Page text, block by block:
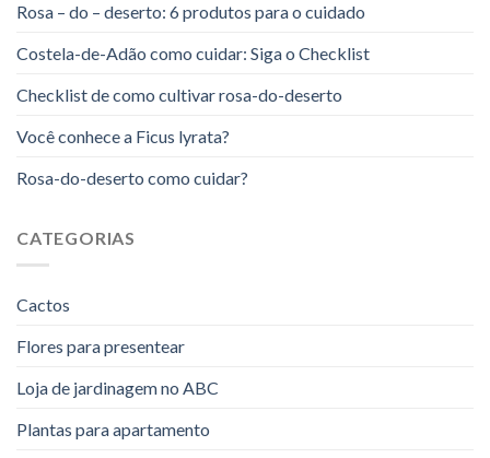
Rosa – do – deserto: 6 produtos para o cuidado
Costela-de-Adão como cuidar: Siga o Checklist
Checklist de como cultivar rosa-do-deserto
Você conhece a Ficus lyrata?
Rosa-do-deserto como cuidar?
CATEGORIAS
Cactos
Flores para presentear
Loja de jardinagem no ABC
Plantas para apartamento